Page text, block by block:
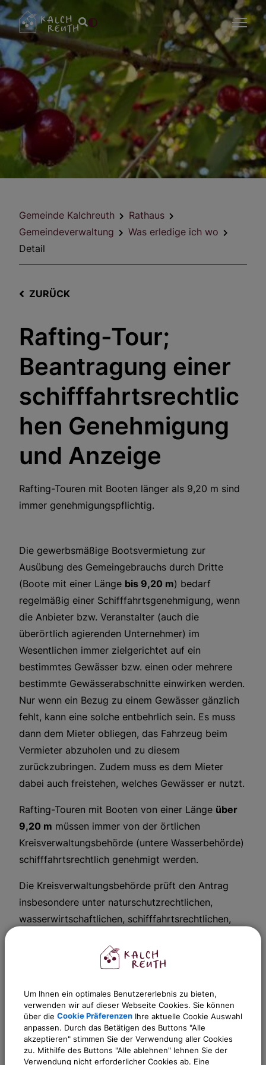
Gemeinde Kalchreuth
Rathaus
Gemeindeverwaltung
Was erledige ich wo
Detail
ZURÜCK
Rafting-Tour;
Beantragung einer
schifffahrtsrechtlic
hen Genehmigung
und Anzeige
Rafting-Touren mit Booten länger als 9,20 m sind
immer genehmigungspflichtig.
Die gewerbsmäßige Bootsvermietung zur
Ausübung des Gemeingebrauchs durch Dritte
(Boote mit einer Länge bis 9,20 m) bedarf
regelmäßig einer Schifffahrtsgenehmigung, wenn
die Anbieter bzw. Veranstalter (auch die
überörtlich agierenden Unternehmer) im
Wesentlichen immer zielgerichtet auf ein
bestimmtes Gewässer bzw. einen oder mehrere
bestimmte Gewässerabschnitte einwirken werden.
Nur wenn ein Bezug zu einem Gewässer gänzlich
fehlt, kann eine solche entbehrlich sein. Es muss
dann dem Mieter obliegen, das Fahrzeug beim
Vermieter abzuholen und zu diesem
zurückzubringen. Zudem muss es dem Mieter
dabei auch freistehen, welches Gewässer er nutzt.
Rafting-Touren mit Booten von einer Länge über
9,20 m müssen immer von der örtlichen
Kreisverwaltungsbehörde (untere Wasserbehörde)
schifffahrtsrechtlich genehmigt werden.
Die Kreisverwaltungsbehörde prüft den Antrag
insbesondere unter naturschutzrechtlichen,
wasserwirtschaftlichen, schifffahrtsrechtlichen,
Aspekten. Die Kreisverwaltungsbehörde kann
dazu die betroffenen Fachstellen beteiligen.
Die Kreisverwaltungsbehörde kann zur Ausübung
des Gemeingebrauchs Rechtsverordnungen,
Allgemeinverfügungen oder Anordnungen im
Einzelfall erlassen. Die Kreisverwaltungsbehörde
kann insbesondere Regelungen treffen, um
Um Ihnen ein optimales Benutzererlebnis zu bieten,
verwenden wir auf dieser Webseite Cookies. Sie können
über die Cookie Präferenzen Ihre aktuelle Cookie Auswahl
anpassen. Durch das Betätigen des Buttons "Alle
akzeptieren" stimmen Sie der Verwendung aller Cookies
zu. Mithilfe des Buttons "Alle ablehnen" lehnen Sie der
Verwendung nicht erforderlicher Cookies ab. Eine